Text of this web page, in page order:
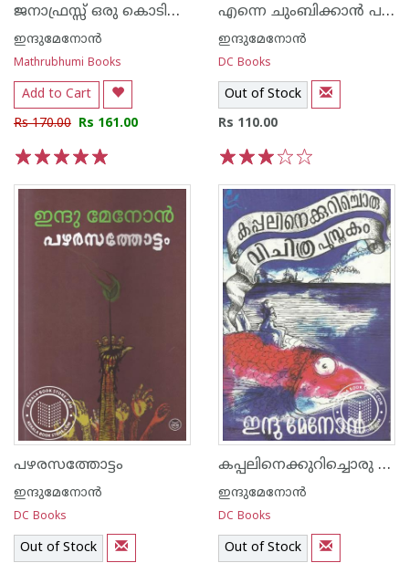
ജനാഫ്രസ്സ് ഒരു കൊടിയ കാമുകന്‍
ഇന്ദുമേനോന്‍
Mathrubhumi Books
Add to Cart
Rs 170.00 Rs 161.00
എന്നെ ചുംബിക്കാന്‍ പഠിപ്പിച്ച സ്ത്രീയേ
ഇന്ദുമേനോന്‍
DC Books
Out of Stock
Rs 110.00
പഴരസത്തോട്ടം
ഇന്ദുമേനോന്‍
DC Books
Out of Stock
കപ്പലിനെക്കുറിച്ചൊരു വിചിത്ര പുസ്തകം
ഇന്ദുമേനോന്‍
DC Books
Out of Stock